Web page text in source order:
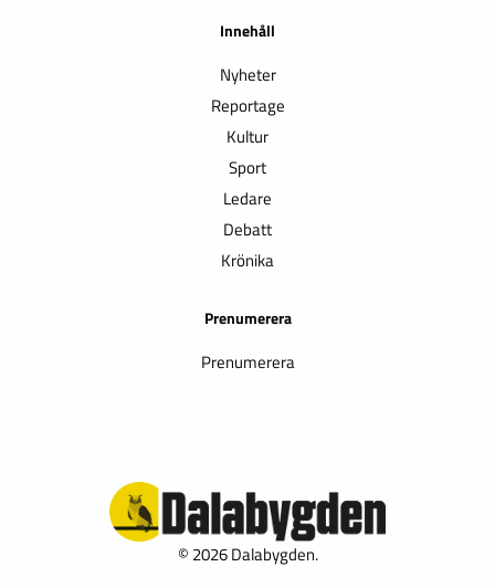
Innehåll
Nyheter
Reportage
Kultur
Sport
Ledare
Debatt
Krönika
Prenumerera
Prenumerera
© 2026 Dalabygden.